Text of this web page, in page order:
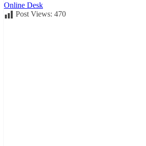
Online Desk
Post Views: 470